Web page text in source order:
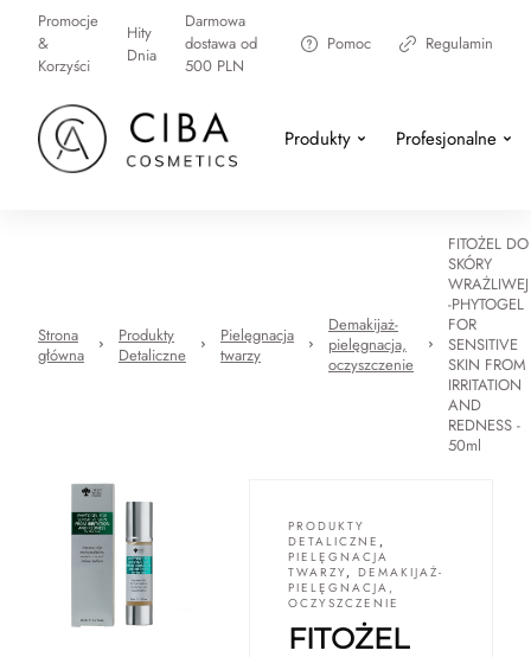
Promocje
&
Korzyści
Hity
Dnia
Darmowa
dostawa od
500 PLN
Pomoc Regulamin
Produkty Profesjonalne
Strona
główna
Produkty
Detaliczne
Pielęgnacja
twarzy
Demakijaż-
pielęgnacja,
oczyszczenie
FITOŻEL DO
SKÓRY
WRAŻLIWEJ
-PHYTOGEL
FOR
SENSITIVE
SKIN FROM
IRRITATION
AND
REDNESS -
50ml
PRODUKTY
DETALICZNE ,
PIELĘGNACJA
TWARZY, DEMAKIJAŻ-
PIELĘGNACJA,
OCZYSZCZENIE
FITOŻEL